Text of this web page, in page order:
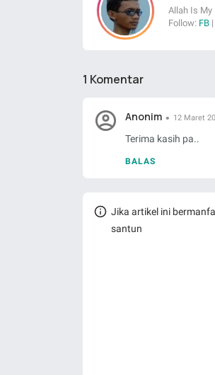
Allah Is My
Follow: FB |
1 Komentar
Anonim 12 Maret
Terima kasih pa..
BALAS
Jika artikel ini
santun